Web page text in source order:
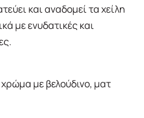
και αναδομεί τα χείλη
με ενυδατικές και
με βελούδινο, ματ